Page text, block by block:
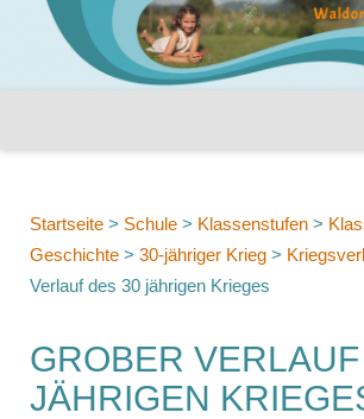
Startseite > Schule > Klassenstufen >
Geschichte > 30-jähriger Krieg >
Verlauf des 30 jährigen Krieges
GROBER
JÄHRIGEN